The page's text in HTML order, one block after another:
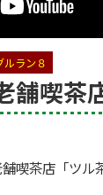
ルラン８
舗喫茶
喫茶店「ツル